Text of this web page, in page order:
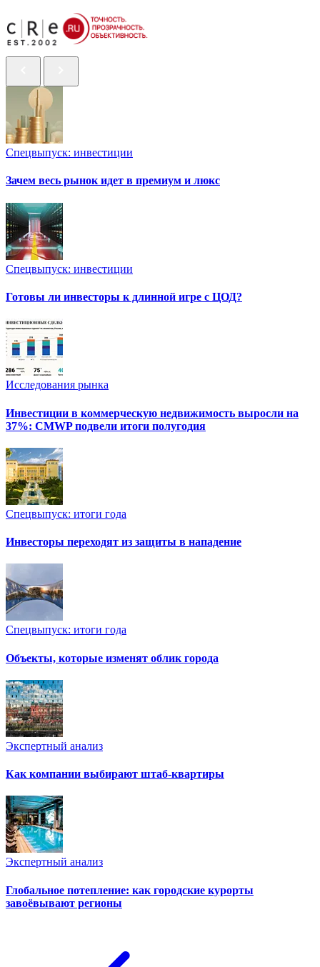
Спецвыпуск: инвестиции
Зачем весь рынок идет в премиум и люкс
Спецвыпуск: инвестиции
Готовы ли инвесторы к длинной игре с ЦОД?
Исследования рынка
Инвестиции в коммерческую недвижимость выросли на
37%: CMWP подвели итоги полугодия
Спецвыпуск: итоги года
Инвесторы переходят из защиты в нападение
Спецвыпуск: итоги года
Объекты, которые изменят облик города
Экспертный анализ
Как компании выбирают штаб-квартиры
Экспертный анализ
Глобальное потепление: как городские курорты
завоёвывают регионы